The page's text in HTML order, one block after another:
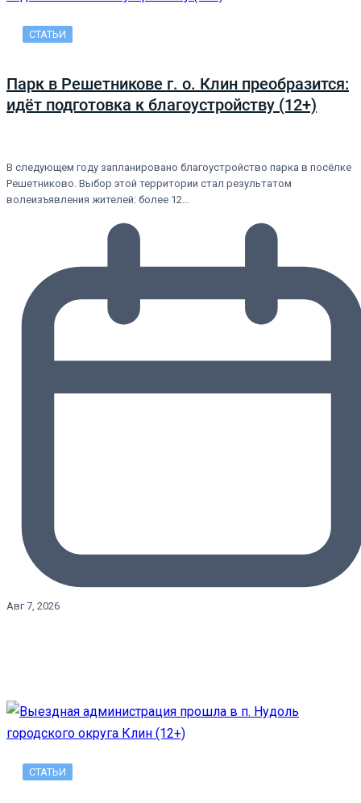
СТАТЬИ
Парк в Решетникове г. о. Клин преобразится:
идёт подготовка к благоустройству (12+)
В следующем году запланировано благоустройство парка в посёлке
Решетниково. Выбор этой территории стал результатом
волеизъявления жителей: более 12…
Авг 7, 2026
СТАТЬИ